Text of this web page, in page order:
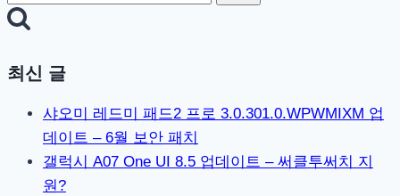
색:
최신 글
샤오미 레드미 패드2 프로 3.0.301.0.WPWMIXM 업
데이트 – 6월 보안 패치
갤럭시 A07 One UI 8.5 업데이트 – 써클투써치 지
원?